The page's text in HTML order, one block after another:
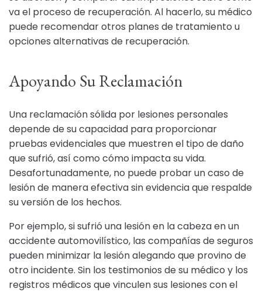
va el proceso de recuperación. Al hacerlo, su médico
puede recomendar otros planes de tratamiento u
opciones alternativas de recuperación.
Apoyando Su Reclamación
Una reclamación sólida por lesiones personales
depende de su capacidad para proporcionar
pruebas evidenciales que muestren el tipo de daño
que sufrió, así como cómo impacta su vida.
Desafortunadamente, no puede probar un caso de
lesión de manera efectiva sin evidencia que respalde
su versión de los hechos.
Por ejemplo, si sufrió una lesión en la cabeza en un
accidente automovilístico, las compañías de seguros
pueden minimizar la lesión alegando que provino de
otro incidente. Sin los testimonios de su médico y los
registros médicos que vinculen sus lesiones con el